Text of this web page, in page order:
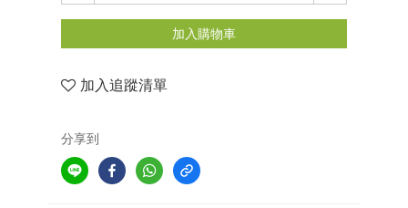
加入購物車
加入追蹤清單
分享到